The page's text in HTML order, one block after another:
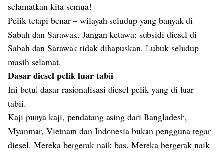
selamatkan kita semua!
Pelik tetapi benar – wilayah seludup yang banyak di
Sabah dan Sarawak. Jangan ketawa: subsidi diesel di
Sabah dan Sarawak tidak dihapuskan. Lubuk seludup
masih selamat.
Dasar diesel pelik luar tabii
Ini betul dasar rasionalisasi diesel pelik yang di luar
tabii.
Kaji punya kaji, pendatang asing dari Bangladesh,
Myanmar, Vietnam dan Indonesia bukan pengguna tegar
diesel. Mereka bergerak naik bas. Mereka bergerak naik